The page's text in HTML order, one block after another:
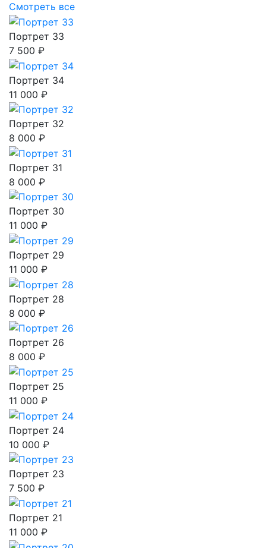
Смотреть все
Портрет 33
7 500 ₽
Портрет 34
11 000 ₽
Портрет 32
8 000 ₽
Портрет 31
8 000 ₽
Портрет 30
11 000 ₽
Портрет 29
11 000 ₽
Портрет 28
8 000 ₽
Портрет 26
8 000 ₽
Портрет 25
11 000 ₽
Портрет 24
10 000 ₽
Портрет 23
7 500 ₽
Портрет 21
11 000 ₽